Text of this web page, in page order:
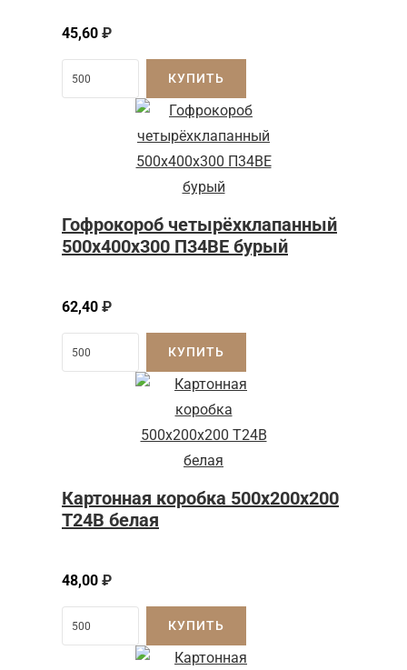
45,60 ₽
КУПИТЬ
Гофрокороб четырёхклапанный
500x400x300 П34BE бурый
62,40 ₽
КУПИТЬ
Картонная коробка 500x200x200
Т24B белая
48,00 ₽
КУПИТЬ